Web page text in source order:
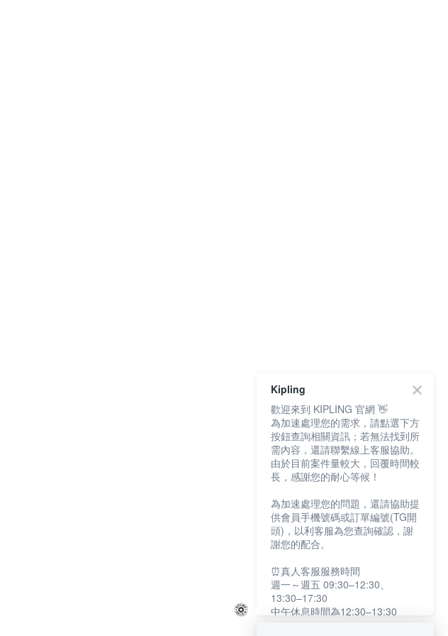
Kipling
歡迎來到 KIPLING 官網 👋
為加速處理您的需求，請點選下方
按鈕查詢相關資訊；若無法找到所
需內容，還請聯繫線上客服協助。
由於目前案件量較大，回覆時間較
長，感謝您的耐心等候！
為加速處理您的問題，還請協助提
供會員手機號碼或訂單編號(TG開
頭)，以利客服為您查詢確認，謝
謝您的配合。
⏰真人客服服務時間
週一～週五 09:30–12:30、
13:30–17:30
中午休息時間為12:30–13:30